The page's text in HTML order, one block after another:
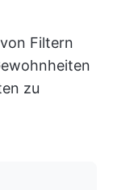
Filtern
zu